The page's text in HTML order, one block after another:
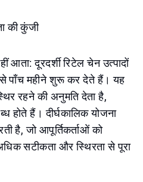
की कुंजी
आता: दूरदर्शी रिटेल चेन उत्पादों
पाँच महीने शुरू कर देते हैं। यह
रहने की अनुमति देता है,
होते हैं। दीर्घकालिक योजना
है, जो आपूर्तिकर्ताओं को
सटीकता और स्थिरता से पूरा